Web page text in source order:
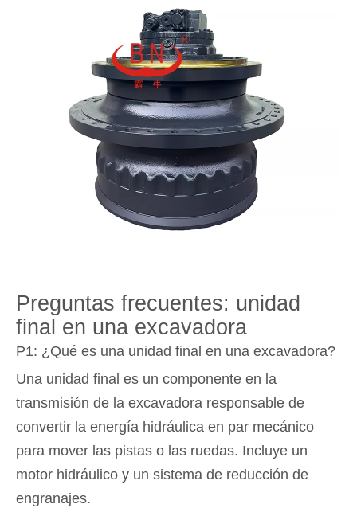
Preguntas frecuentes: unidad
final en una excavadora
P1: ¿Qué es una unidad final en una excavadora?
Una unidad final es un componente en la
transmisión de la excavadora responsable de
convertir la energía hidráulica en par mecánico
para mover las pistas o las ruedas. Incluye un
motor hidráulico y un sistema de reducción de
engranajes.